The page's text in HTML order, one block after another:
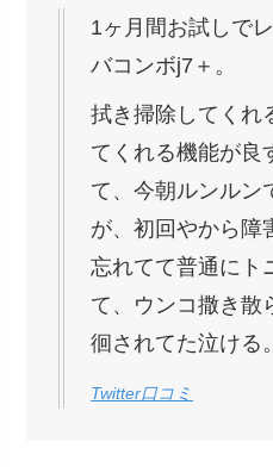
1ヶ月間お試しで
バコンボj7＋。
拭き掃除してくれ
てくれる機能が良
て、今朝ルンルン
が、初回やから障
忘れてて普通にト
て、ウンコ撒き散
徊されてた泣ける。
Twitter口コミ